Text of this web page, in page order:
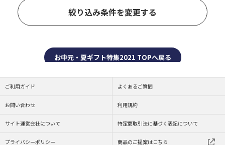
絞り込み条件を変更する
お中元・夏ギフト特集2021 TOPへ戻る
ご利用ガイド よくあるご質問
お問い合わせ 利用規約
サイト運営会社について 特定商取引法に基づく表記について
プライバシーポリシー 商品のご提案はこちら